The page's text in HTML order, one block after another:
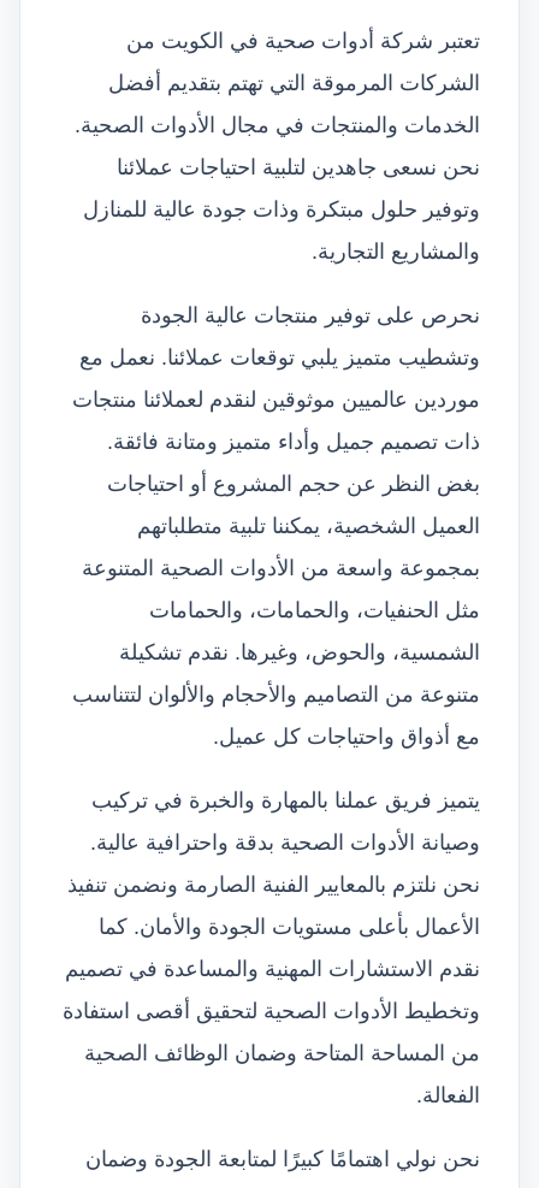
تعتبر شركة أدوات صحية في الكويت من
الشركات المرموقة التي تهتم بتقديم أفضل
الخدمات والمنتجات في مجال الأدوات الصحية.
نحن نسعى جاهدين لتلبية احتياجات عملائنا
وتوفير حلول مبتكرة وذات جودة عالية للمنازل
والمشاريع التجارية.
نحرص على توفير منتجات عالية الجودة
وتشطيب متميز يلبي توقعات عملائنا. نعمل مع
موردين عالميين موثوقين لنقدم لعملائنا منتجات
ذات تصميم جميل وأداء متميز ومتانة فائقة.
بغض النظر عن حجم المشروع أو احتياجات
العميل الشخصية، يمكننا تلبية متطلباتهم
بمجموعة واسعة من الأدوات الصحية المتنوعة
مثل الحنفيات، والحمامات، والحمامات
الشمسية، والحوض، وغيرها. نقدم تشكيلة
متنوعة من التصاميم والأحجام والألوان لتتناسب
مع أذواق واحتياجات كل عميل.
يتميز فريق عملنا بالمهارة والخبرة في تركيب
وصيانة الأدوات الصحية بدقة واحترافية عالية.
نحن نلتزم بالمعايير الفنية الصارمة ونضمن تنفيذ
الأعمال بأعلى مستويات الجودة والأمان. كما
نقدم الاستشارات المهنية والمساعدة في تصميم
وتخطيط الأدوات الصحية لتحقيق أقصى استفادة
من المساحة المتاحة وضمان الوظائف الصحية
الفعالة.
نحن نولي اهتمامًا كبيرًا لمتابعة الجودة وضمان